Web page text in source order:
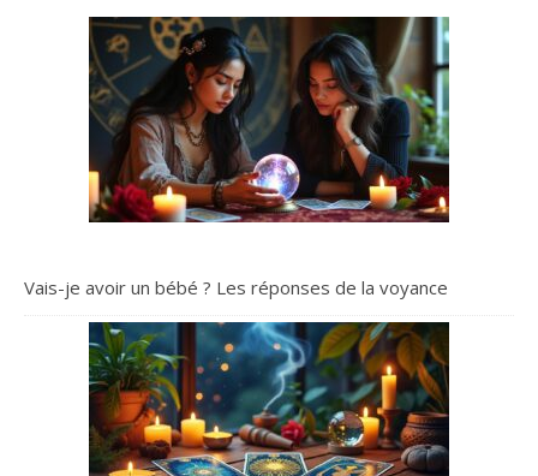
Vais-je avoir un bébé ? Les réponses de la voyance